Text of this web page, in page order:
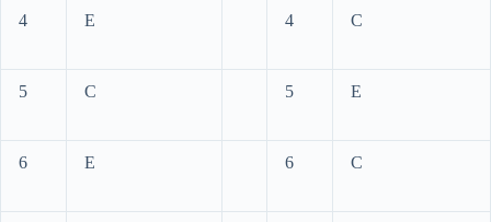
4 E 4 C
5 C 5 E
6 E 6 C